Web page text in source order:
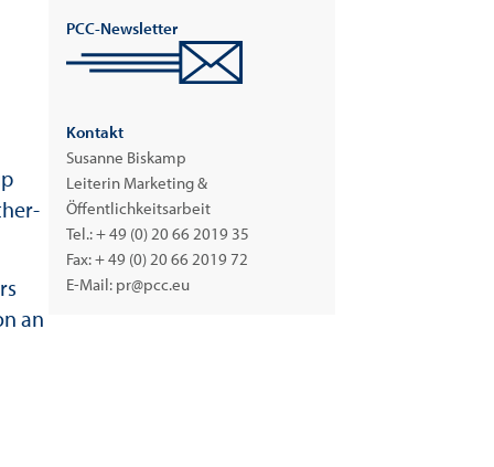
an
PCC-Newsletter
Kontakt
Susanne Biskamp
Leiterin Marketing &
Öffentlichkeitsarbeit
Tel.:+ 49 (0) 20 66 2019 35
Fax: + 49 (0) 20 66 2019 72
E-Mail: pr@pcc.eu